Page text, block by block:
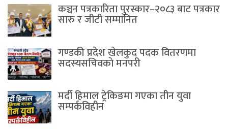
कञ्चन पत्रकारिता पुरस्कार–२०८३ बाट पत्रकार
सारु र जीटी सम्मानित
गण्डकी प्रदेश खेलकुद पदक वितरणमा
सदस्यसचिवकाे मनपरी
मर्दी हिमाल ट्रेकिङमा गएका तीन युवा
सम्पर्कविहीन